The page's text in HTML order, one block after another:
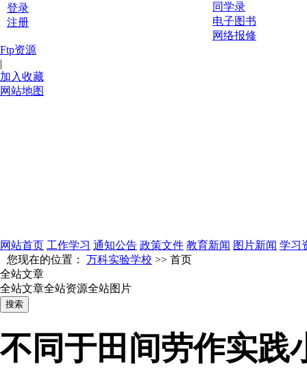
登录
注册
同学录
电子图书
网络报修
Ftp资源
|
加入收藏
网站地图
网站首页 工作学习 通知公告 政策文件 教育新闻 图片新闻 学习
您现在的位置： 万科实验学校 >> 首页
全站文章
全站文章全站资源全站图片
不同于田间劳作实践